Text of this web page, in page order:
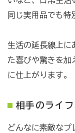
同じ実用品でも特
生活の延長線上に
た喜びや驚きを加
に仕上がります。
相手のライ
どんなに素敵な